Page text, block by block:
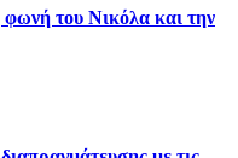
του Νικόλα και την